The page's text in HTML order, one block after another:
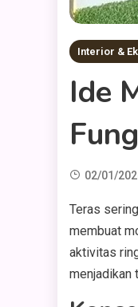
Interior &
Ide
02/01/
Teras
membuat
aktivitas
menjadikan